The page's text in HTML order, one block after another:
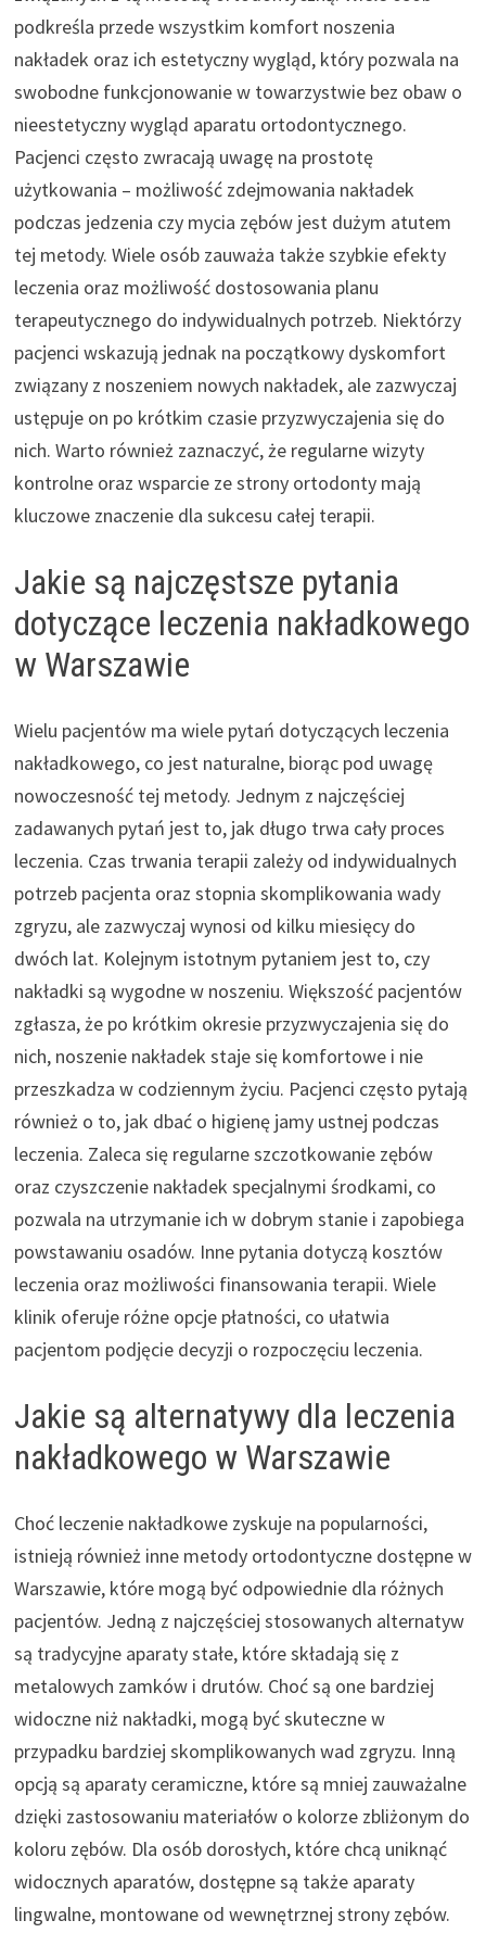
podkreśla przede wszystkim komfort noszenia
nakładek oraz ich estetyczny wygląd, który pozwala na
swobodne funkcjonowanie w towarzystwie bez obaw o
nieestetyczny wygląd aparatu ortodontycznego.
Pacjenci często zwracają uwagę na prostotę
użytkowania – możliwość zdejmowania nakładek
podczas jedzenia czy mycia zębów jest dużym atutem
tej metody. Wiele osób zauważa także szybkie efekty
leczenia oraz możliwość dostosowania planu
terapeutycznego do indywidualnych potrzeb. Niektórzy
pacjenci wskazują jednak na początkowy dyskomfort
związany z noszeniem nowych nakładek, ale zazwyczaj
ustępuje on po krótkim czasie przyzwyczajenia się do
nich. Warto również zaznaczyć, że regularne wizyty
kontrolne oraz wsparcie ze strony ortodonty mają
kluczowe znaczenie dla sukcesu całej terapii.
Jakie są najczęstsze pytania
dotyczące leczenia nakładkowego
w Warszawie
Wielu pacjentów ma wiele pytań dotyczących leczenia
nakładkowego, co jest naturalne, biorąc pod uwagę
nowoczesność tej metody. Jednym z najczęściej
zadawanych pytań jest to, jak długo trwa cały proces
leczenia. Czas trwania terapii zależy od indywidualnych
potrzeb pacjenta oraz stopnia skomplikowania wady
zgryzu, ale zazwyczaj wynosi od kilku miesięcy do
dwóch lat. Kolejnym istotnym pytaniem jest to, czy
nakładki są wygodne w noszeniu. Większość pacjentów
zgłasza, że po krótkim okresie przyzwyczajenia się do
nich, noszenie nakładek staje się komfortowe i nie
przeszkadza w codziennym życiu. Pacjenci często pytają
również o to, jak dbać o higienę jamy ustnej podczas
leczenia. Zaleca się regularne szczotkowanie zębów
oraz czyszczenie nakładek specjalnymi środkami, co
pozwala na utrzymanie ich w dobrym stanie i zapobiega
powstawaniu osadów. Inne pytania dotyczą kosztów
leczenia oraz możliwości finansowania terapii. Wiele
klinik oferuje różne opcje płatności, co ułatwia
pacjentom podjęcie decyzji o rozpoczęciu leczenia.
Jakie są alternatywy dla leczenia
nakładkowego w Warszawie
Choć leczenie nakładkowe zyskuje na popularności,
istnieją również inne metody ortodontyczne dostępne w
Warszawie, które mogą być odpowiednie dla różnych
pacjentów. Jedną z najczęściej stosowanych alternatyw
są tradycyjne aparaty stałe, które składają się z
metalowych zamków i drutów. Choć są one bardziej
widoczne niż nakładki, mogą być skuteczne w
przypadku bardziej skomplikowanych wad zgryzu. Inną
opcją są aparaty ceramiczne, które są mniej zauważalne
dzięki zastosowaniu materiałów o kolorze zbliżonym do
koloru zębów. Dla osób dorosłych, które chcą uniknąć
widocznych aparatów, dostępne są także aparaty
lingwalne, montowane od wewnętrznej strony zębów.